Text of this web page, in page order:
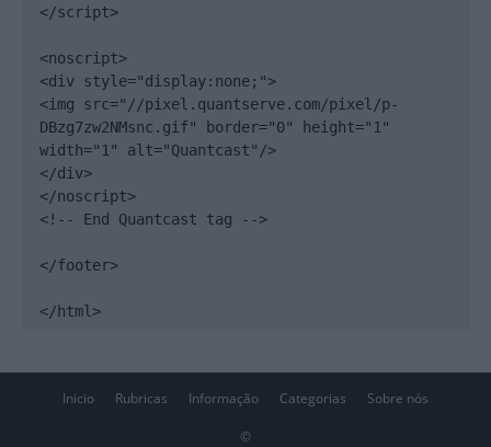
</script>
<noscript>
<div style="display:none;">
<img src="//pixel.quantserve.com/pixel/p-
DBzg7zw2NMsnc.gif" border="0" height="1"
width="1" alt="Quantcast"/>
</div>
</noscript>
<!-- End Quantcast tag -->
</footer>
</html>
Inicio Rubricas Informação Categorias Sobre nós
©